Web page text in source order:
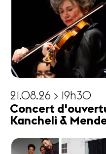
21.08.26 > 19h30
Concert
Kancheli &